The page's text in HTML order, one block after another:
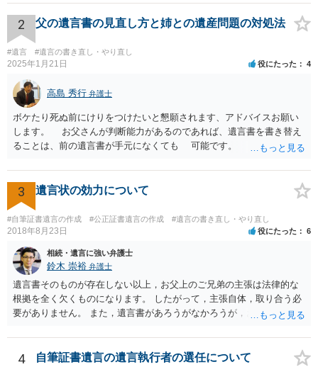
すが、弁護士に作成を依頼する場合は、１０～数十万円程度になるケ
ースが多いと思います。 報酬体系は、弁護士ごとに異なりますので一
律の基準はありません。
2 父の遺言書の見直し方と姉との遺産問題の対処法
#遺言 #遺言の書き直し・やり直し
2025年1月21日 役にたった 4
高島 秀行 弁護士
ボケたり死ぬ前にけりをつけたいと懇願されます、アドバイスお願い
します。 お父さんが判断能力があるのであれば、遺言書を書き替え
ることは、前の遺言書が手元になくても 可能です。 将来遺言の効
してもらって 診断書を取得して、公証役場へ行って公正証書遺言を
作成するのがよいと思います。 将来争われることが見込まれること
から、弁護士に依頼して手続きを進めた方がよいと思います。
3 遺言状の効力について
#自筆証書遺言の作成 #公正証書遺言の作成 #遺言の書き直し・やり直し
2018年8月23日 役にたった 6
相続・遺言に強い弁護士
鈴木 崇裕 弁護士
遺言書そのものが存在しない以上，お父上のご兄弟の主張は法律的な
根拠を全く欠くものになります。 したがって，主張自体，取り合う必
要がありません。 また，遺言書があろうがなかろうが，お父上のご兄
ご回答にもありますが， 代理人弁護士をたてて，その弁護士から相手
方に対して， ・相続に関する主張は法的根拠がなく，一切応じないこ
と ・今後一切の連絡をしてこないでほしいこと ・連絡を継続してくる
4 自筆証書遺言の遺言執行者の選任について